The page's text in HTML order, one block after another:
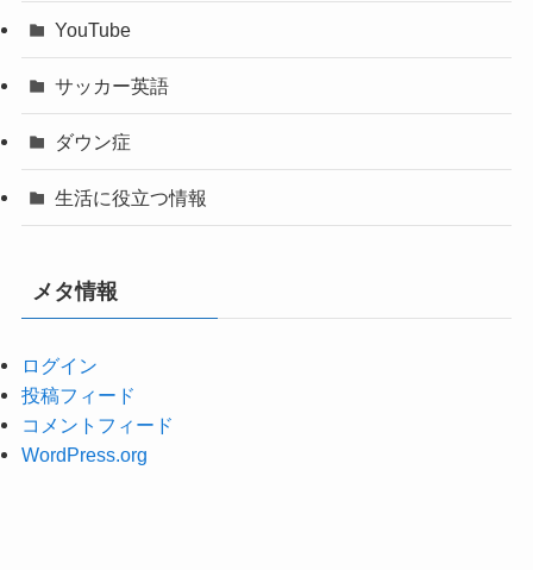
YouTube
サッカー英語
ダウン症
生活に役立つ情報
メタ情報
ログイン
投稿フィード
コメントフィード
WordPress.org